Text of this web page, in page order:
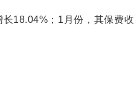
18.04%；1月份，其保费收